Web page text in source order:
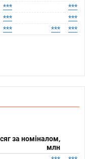
***
***
***
***
*** *** ***
за номіналом,
млн